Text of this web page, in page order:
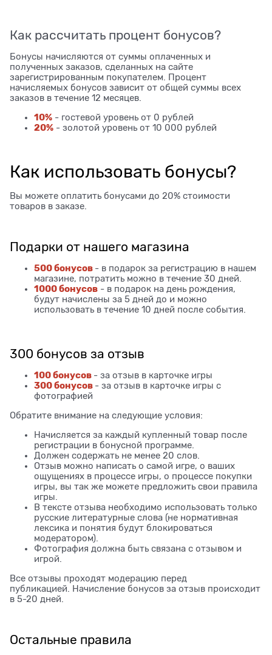
Как рассчитать процент бонусов?
Бонусы начисляются от суммы оплаченных и
полученных заказов, сделанных на сайте
зарегистрированным покупателем. Процент
начисляемых бонусов зависит от общей суммы всех
заказов в течение 12 месяцев.
10% - гостевой уровень от 0 рублей
20% - золотой уровень от 10 000 рублей
Как использовать бонусы?
Вы можете оплатить бонусами до 20% стоимости
товаров в заказе.
Подарки от нашего магазина
500 бонусов - в подарок за регистрацию в нашем
магазине, потратить можно в течение 30 дней.
1000 бонусов - в подарок на день рождения,
будут начислены за 5 дней до и можно
использовать в течение 10 дней после события.
300 бонусов за отзыв
100 бонусов - за отзыв в карточке игры
300 бонусов - за отзыв в карточке игры с
фотографией
Обратите внимание на следующие условия:
Начисляется за каждый купленный товар после
регистрации в бонусной программе.
Должен содержать не менее 20 слов.
Отзыв можно написать о самой игре, о ваших
ощущениях в процессе игры, о процессе покупки
игры, вы так же можете предложить свои правила
игры.
В тексте отзыва необходимо использовать только
русские литературные слова (не нормативная
лексика и понятия будут блокироваться
модератором).
Фотография должна быть связана с отзывом и
игрой.
Все отзывы проходят модерацию перед
публикацией. Начисление бонусов за отзыв происходит
в 5-20 дней.
Остальные правила